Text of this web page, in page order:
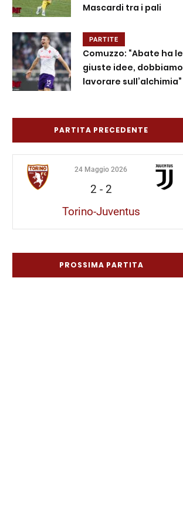
Mascardi tra i pali
PARTITE
Comuzzo: “Abate ha le
giuste idee, dobbiamo
lavorare sull’alchimia”
PARTITA PRECEDENTE
24 Maggio 2026
2 - 2
Torino-Juventus
PROSSIMA PARTITA